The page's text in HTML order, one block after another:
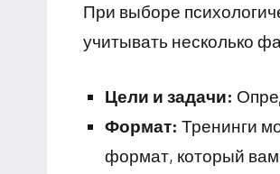
При выборе
учитывать несколько
Цели и задачи:
Формат: Тренинги
формат, который